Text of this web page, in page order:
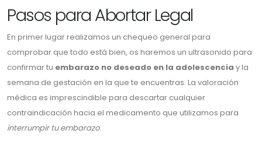
Pasos para Abortar Legal
En primer lugar realizamos un chequeo general para
comprobar que todo está bien, os haremos un ultrasonido para
confirmar tu embarazo no deseado en la adolescencia y la
semana de gestación en la que te encuentras. La valoración
médica es imprescindible para descartar cualquier
contraindicación hacia el medicamento que utilizamos para
interrumpir tu embarazo.